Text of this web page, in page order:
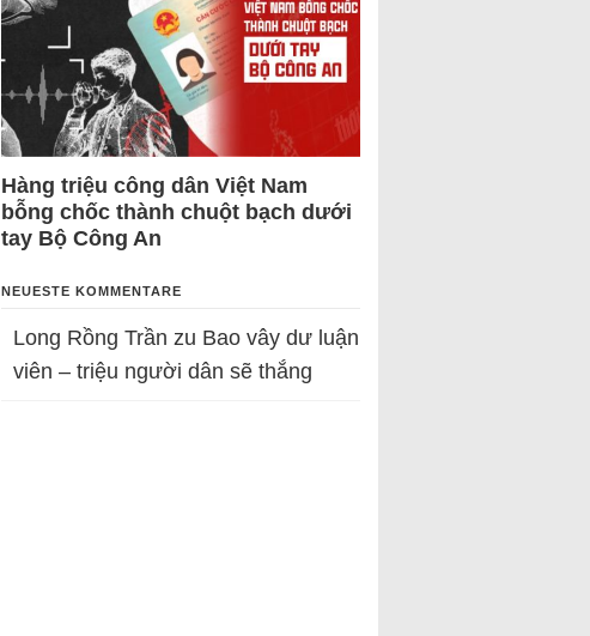
Hàng triệu công dân Việt Nam
bỗng chốc thành chuột bạch dưới
tay Bộ Công An
NEUESTE KOMMENTARE
Long Rồng Trần zu Bao vây dư luận
viên – triệu người dân sẽ thắng